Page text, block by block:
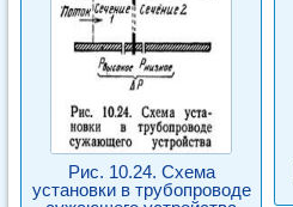
Рис. 10.24. Схема
установки в трубопроводе